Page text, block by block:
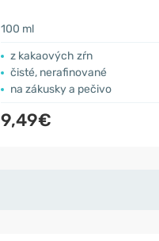
100 ml
z kakaových zŕn
čisté, nerafinované
na zákusky a pečivo
9,49€